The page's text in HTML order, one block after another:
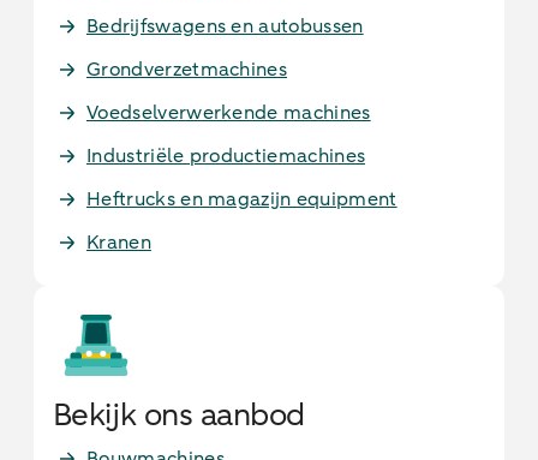
Bedrijfswagens en autobussen
Grondverzetmachines
Voedselverwerkende machines
Industriële productiemachines
Heftrucks en magazijn equipment
Kranen
Bekijk ons aanbod